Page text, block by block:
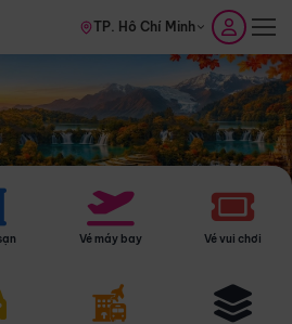
TP. Hồ Chí Minh
Vé máy bay Vé vui chơi